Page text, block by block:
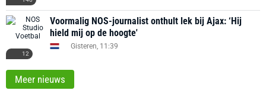
12
Voormalig NOS-journalist onthult lek bij Ajax: ‘Hij
hield mij op de hoogte'
Gisteren, 11:39
Meer nieuws